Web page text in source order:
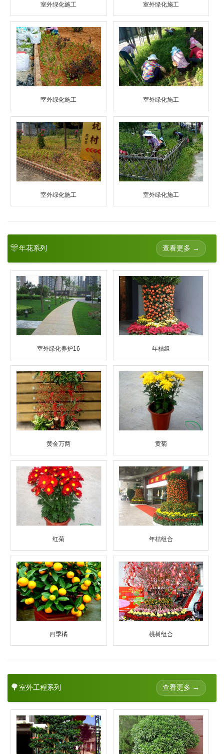
室外绿化施工 室外绿化施工
室外绿化施工 室外绿化施工
室外绿化施工 室外绿化施工
🎊年花系列 查看更多 →
室外绿化养护16 年桔组
黄金万两 黄菊
红菊 年桔组合
四季橘 桃树组合
🌳室外工程系列 查看更多 →